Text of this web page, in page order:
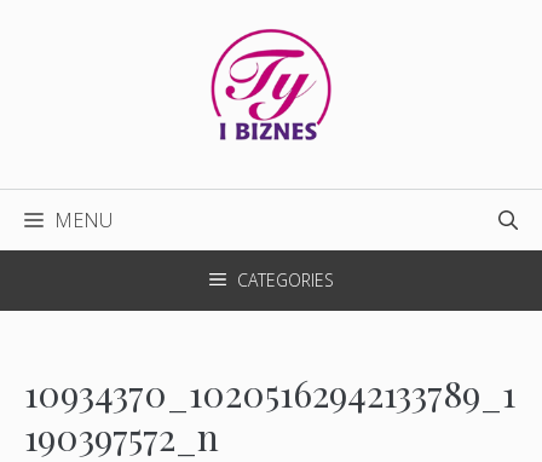
MENU
CATEGORIES
10934370_10205162942133789_1
190397572_n